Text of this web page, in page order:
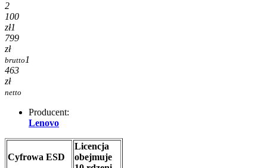
2
100
zł1
799
zł
brutto 1
463
zł
netto
Producent:
Lenovo
Cyfrowa ESD
Licencja
obejmuje